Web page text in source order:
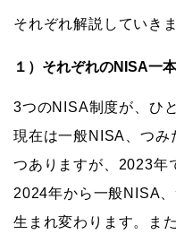
それぞれ解説していきま
１）それぞれのNISA一
3つのNISA制度が、ひ
現在は一般NISA、つ
つありますが、2023年
2024年から一般NISA
生まれ変わります。ま